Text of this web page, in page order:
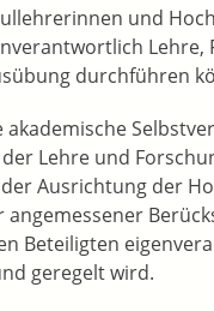
und
Lehre,
durchführen
akademische
Lehre und
Ausrichtung der
angemessener
Beteiligten
geregelt wird.